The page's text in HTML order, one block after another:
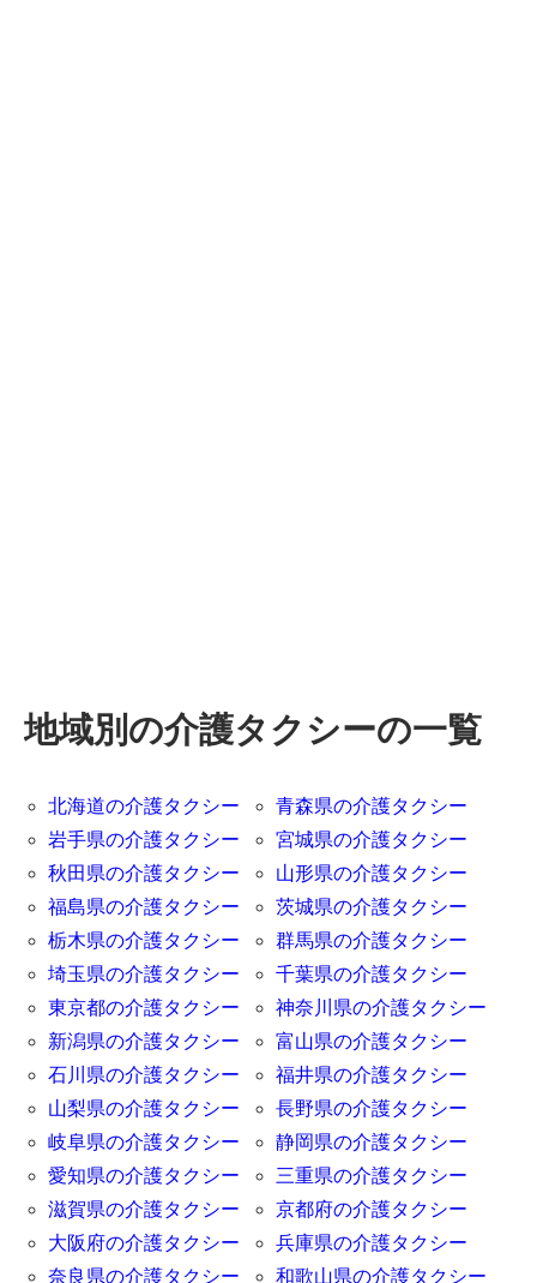
地域別の介護タクシーの一覧
北海道の介護タクシー
青森県の介護タクシー
岩手県の介護タクシー
宮城県の介護タクシー
秋田県の介護タクシー
山形県の介護タクシー
福島県の介護タクシー
茨城県の介護タクシー
栃木県の介護タクシー
群馬県の介護タクシー
埼玉県の介護タクシー
千葉県の介護タクシー
東京都の介護タクシー
神奈川県の介護タクシー
新潟県の介護タクシー
富山県の介護タクシー
石川県の介護タクシー
福井県の介護タクシー
山梨県の介護タクシー
長野県の介護タクシー
岐阜県の介護タクシー
静岡県の介護タクシー
愛知県の介護タクシー
三重県の介護タクシー
滋賀県の介護タクシー
京都府の介護タクシー
大阪府の介護タクシー
兵庫県の介護タクシー
奈良県の介護タクシー
和歌山県の介護タクシー